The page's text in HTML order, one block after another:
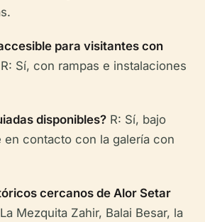
para visitantes con
R: Sí, con rampas e instalaciones
disponibles? R: Sí, bajo
en contacto con la galería con
cercanos de Alor Setar
Mezquita Zahir, Balai Besar, la